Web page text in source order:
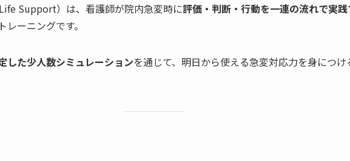
Support）は、看護師が院内急変時に評価・判断・行動を一連の流れで実践
ーニングです。
した少人数シミュレーションを通じて、明日から使える急変対応力を身につけ